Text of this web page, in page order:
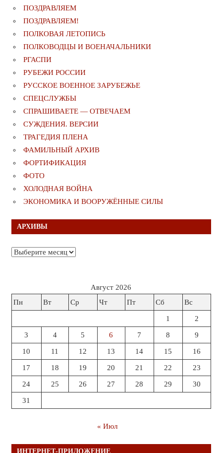
ПОЗДРАВЛЯЕМ
ПОЗДРАВЛЯЕМ!
ПОЛКОВАЯ ЛЕТОПИСЬ
ПОЛКОВОДЦЫ И ВОЕНАЧАЛЬНИКИ
РГАСПИ
РУБЕЖИ РОССИИ
РУССКОЕ ВОЕННОЕ ЗАРУБЕЖЬЕ
СПЕЦСЛУЖБЫ
СПРАШИВАЕТЕ — ОТВЕЧАЕМ
СУЖДЕНИЯ. ВЕРСИИ
ТРАГЕДИЯ ПЛЕНА
ФАМИЛЬНЫЙ АРХИВ
ФОРТИФИКАЦИЯ
ФОТО
ХОЛОДНАЯ ВОЙНА
ЭКОНОМИКА И ВООРУЖЁННЫЕ СИЛЫ
АРХИВЫ
Архивы
Август 2026
Пн
Вт Ср Чт Пт Сб Вс
1 2
3 4 5 6 7 8 9
10 11 12 13 14 15 16
17 18 19 20 21 22 23
24 25 26 27 28 29 30
31
« Июл
ИНТЕРНЕТ-ПРИЛОЖЕНИЕ